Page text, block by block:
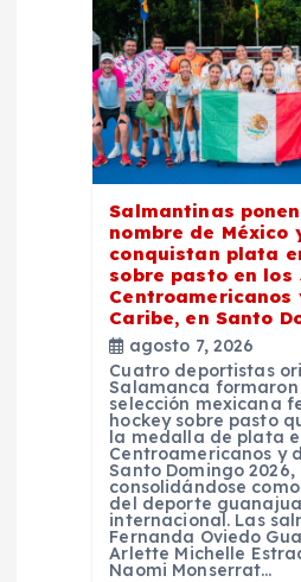
Salmantinas
nombre de México
conquistan plata
sobre pasto en los
Centroamericanos
Caribe, en Santo
agosto 7, 2026
Cuatro deportistas
Salamanca
selección mexicana
hockey sobre pasto
la medalla de plata
Centroamericanos y
Santo Domingo 2026,
consolidándose
del deporte
internacional. Las
Fernanda Oviedo
Arlette Michelle
Naomi Monserrat…